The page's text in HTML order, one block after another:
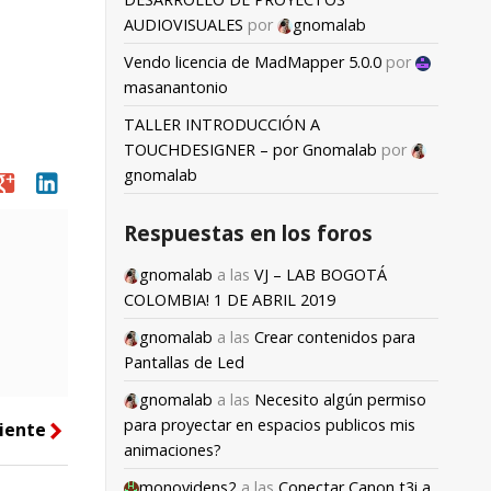
linkedin
right
AUDIOVISUALES por
gnomalab
Vendo licencia de MadMapper 5.0.0 por
masanantonio
TALLER INTRODUCCIÓN A
TOUCHDESIGNER – por Gnomalab por
gnomalab
Respuestas en los foros
gnomalab a las VJ – LAB BOGOTÁ
COLOMBIA! 1 DE ABRIL 2019
gnomalab a las Crear contenidos para
Pantallas de Led
gnomalab a las Necesito algún permiso
para proyectar en espacios publicos mis
animaciones?